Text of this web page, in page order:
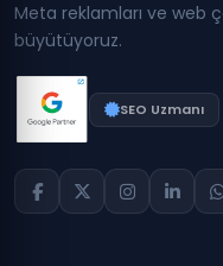
Meta reklamları ve web
büyütüyoruz.
SEO Uzmanı